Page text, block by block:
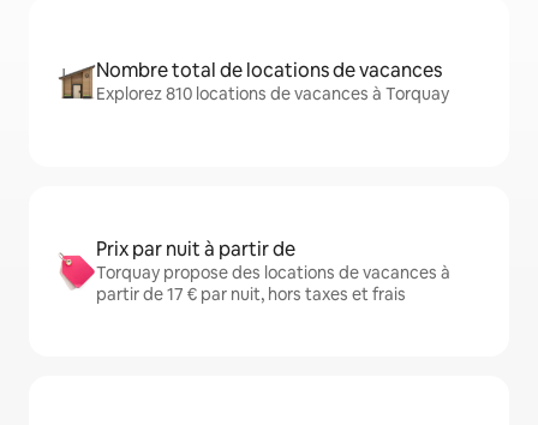
Nombre total de locations de vacances
Explorez 810 locations de vacances à Torquay
Prix par nuit à partir de
Torquay propose des locations de vacances à
partir de 17 € par nuit, hors taxes et frais